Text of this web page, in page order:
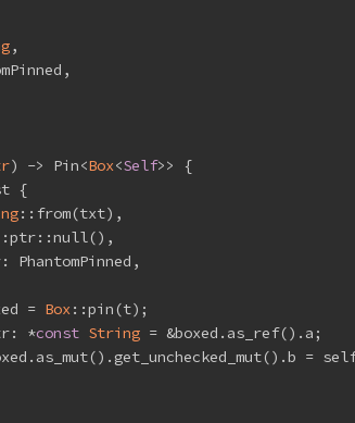
,
) -> Pin<Box<Self>> {
{
::from(txt),
PhantomPinned,
= Box::pin(t);
*const String = &boxed.as_ref().a;
=